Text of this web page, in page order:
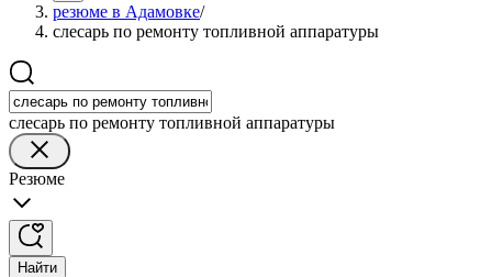
резюме в Адамовке/
слесарь по ремонту топливной аппаратуры
слесарь по ремонту топливной аппаратуры
Резюме
Найти